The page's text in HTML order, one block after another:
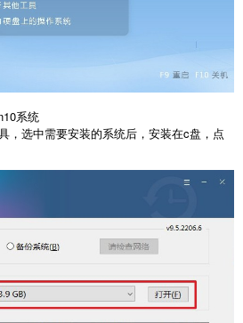
系统
，选中需要安装的系统后，安装在c盘，点